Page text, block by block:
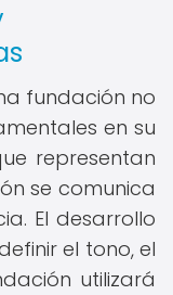
fundación no
en su
representan
se comunica
El desarrollo
el tono, el
utilizará